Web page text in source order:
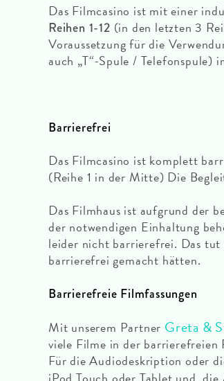
Das Filmcasino ist mit einer
Reihen 1-12 (in den letzten 3
Voraussetzung für die
auch „T“-Spule /
Barrierefrei
Das Filmcasino ist komplett
(Reihe 1 in der Mitte) Die
Das Filmhaus ist aufgrund der
der notwendigen Einhaltung
leider nicht barrierefrei. Das tut
barrierefrei gemacht hätten.
Barrierefreie Filmfassungen
Mit unserem Partner Greta &
viele Filme in der barrierefreien
Für die Audiodeskription oder